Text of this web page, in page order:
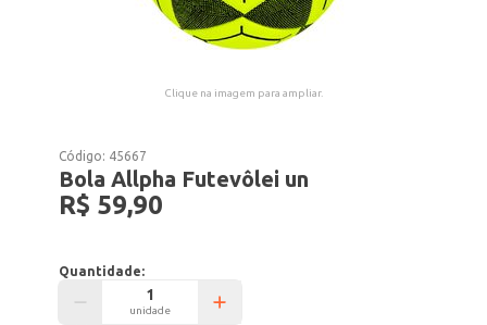
Clique na imagem para ampliar.
Código: 45667
Bola Allpha Futevôlei un
R$ 59,90
Quantidade:
unidade